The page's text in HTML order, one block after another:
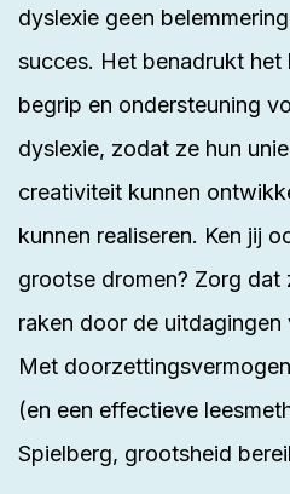
dyslexie geen
succes. Het benadrukt het
begrip en ondersteuning
dyslexie, zodat ze hun
creativiteit kunnen
kunnen realiseren. Ken jij
grootse dromen? Zorg dat
raken door de uitdagingen
Met
(en een effectieve
Spielberg, grootsheid